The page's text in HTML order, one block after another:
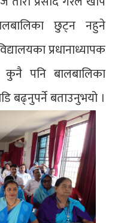
छुट्न नहुने
प्रधानाध्यापक
पनि बालबालिका
बढ्नुपर्ने बताउनुभयो ।